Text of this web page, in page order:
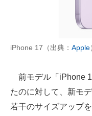
iPhone 17（出典： Apple
前モデル「iPhone
たのに対して、新モ
若干のサイズアップ